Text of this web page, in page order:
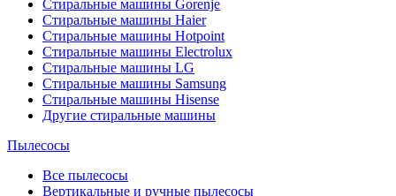
Стиральные машины Gorenje
Стиральные машины Haier
Стиральные машины Hotpoint
Стиральные машины Electrolux
Стиральные машины LG
Стиральные машины Samsung
Стиральные машины Hisense
Другие стиральные машины
Пылесосы
Все пылесосы
Вертикальные и ручные пылесосы